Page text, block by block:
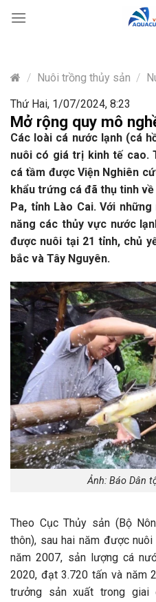
content
/ Nuôi trồng thủy sản /
Thứ Hai, 1/07/2024, 8:23
Mở rộng quy mô
Các loài cá nước lạnh (cá
nuôi có giá trị kinh tế cao.
cá tầm được Viện Nghiên
khẩu trứng cá đã thụ tinh
Pa, tỉnh Lào Cai. Với
năng các thủy vực nước
được nuôi tại 21 tỉnh, chủ
bắc và Tây Nguyên.
Ảnh: Báo Dân
Theo Cục Thủy sản (Bộ
thôn), sau hai năm được
năm 2007, sản lượng cá
2020, đạt 3.720 tấn và năm
trưởng sản xuất trong giai